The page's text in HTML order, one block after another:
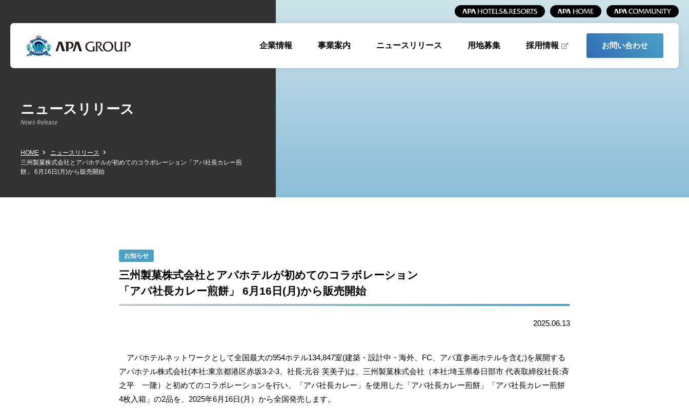
企業情報 事業案内 ニュースリリース 用地募集 採用情報 お問い合わせ
ニュースリリース
News Release
HOME
ニュースリリース
三州製菓株式会社とアパホテルが初めてのコラボレーション「アパ社長カレー煎
餅」 6月16日(月)から販売開始
お知らせ
三州製菓株式会社とアパホテルが初めてのコラボレーション
「アパ社長カレー煎餅」 6月16日(月)から販売開始
2025.06.13
アパホテルネットワークとして全国最大の954ホテル134,847室(建築・設計中・海外、FC、アパ直参画ホテルを含む)を展開する
アパホテル株式会社(本社:東京都港区赤坂3-2-3、社長:元谷 芙美子)は、三州製菓株式会社（本社:埼玉県春日部市 代表取締役社長:斉
之平 一隆）と初めてのコラボレーションを行い、「アパ社長カレー」を使用した「アパ社長カレー煎餅」「アパ社長カレー煎餅
4枚入箱」の2品を、2025年6月16日(月）から全国発売します。